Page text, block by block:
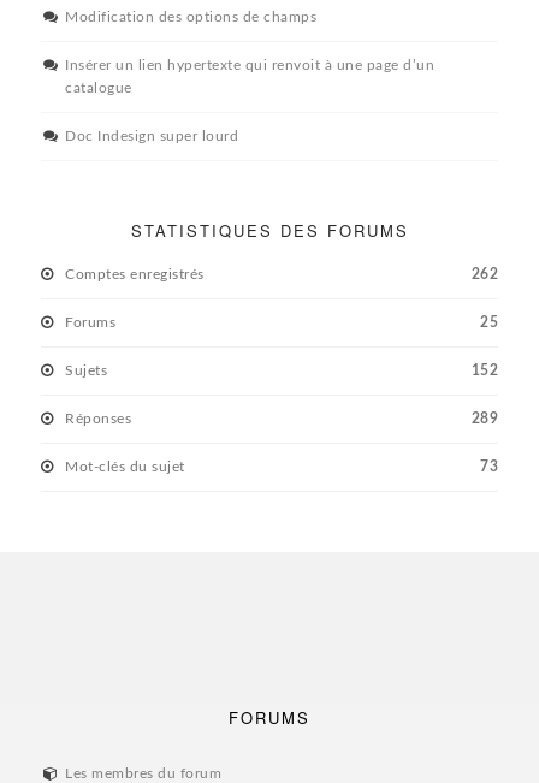
Modification des options de champs
Insérer un lien hypertexte qui renvoit à une page d’un
catalogue
Doc Indesign super lourd
STATISTIQUES DES FORUMS
Comptes enregistrés 262
Forums 25
Sujets 152
Réponses 289
Mot-clés du sujet 73
FORUMS
Les membres du forum